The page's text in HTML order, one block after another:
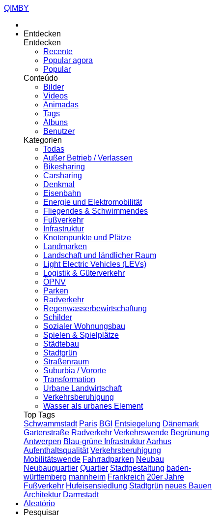
QIMBY
Entdecken
Entdecken
Recente
Popular agora
Popular
Conteúdo
Bilder
Videos
Animadas
Tags
Álbuns
Benutzer
Kategorien
Todas
Außer Betrieb / Verlassen
Bikesharing
Carsharing
Denkmal
Eisenbahn
Energie und Elektromobilität
Fliegendes & Schwimmendes
Fußverkehr
Infrastruktur
Knotenpunkte und Plätze
Landmarken
Landschaft und ländlicher Raum
Light Electric Vehicles (LEVs)
Logistik & Güterverkehr
ÖPNV
Parken
Radverkehr
Regenwasserbewirtschaftung
Schilder
Sozialer Wohnungsbau
Spielen & Spielplätze
Städtebau
Stadtgrün
Straßenraum
Suburbia / Vororte
Transformation
Urbane Landwirtschaft
Verkehrsberuhigung
Wasser als urbanes Element
Top Tags
Schwammstadt Paris BGI Entsiegelung Dänemark
Gartenstraße Radverkehr Verkehrswende Begrünung
Antwerpen Blau-grüne InfrastrukturAarhus
Aufenthaltsqualität Verkehrsberuhigung
Mobilitätswende Fahrradparken Neubau
Neubauquartier Quartier Stadtgestaltung baden-
württemberg mannheim Frankreich 20er Jahre
Fußverkehr Hufeisensiedlung Stadtgrün neues Bauen
Architektur Darmstadt
Aleatório
Pesquisar